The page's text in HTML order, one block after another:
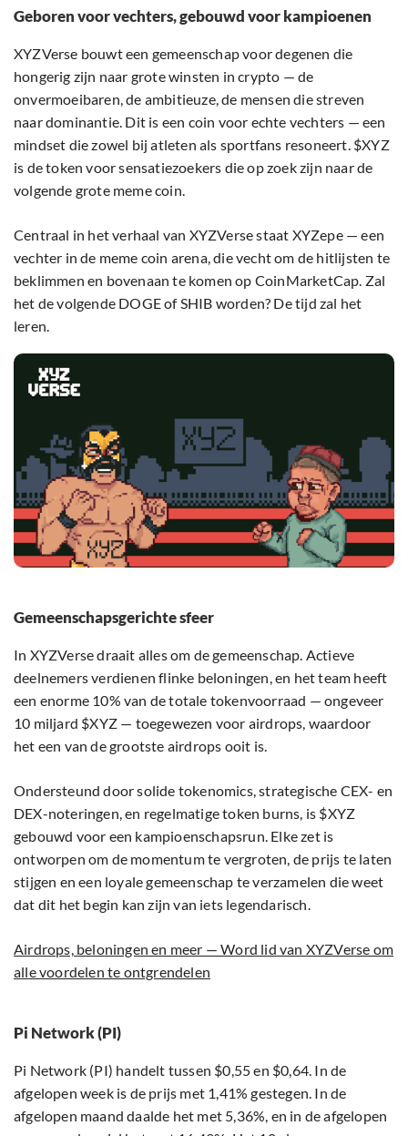
Geboren voor vechters, gebouwd voor kampioenen
XYZVerse bouwt een gemeenschap voor degenen die
hongerig zijn naar grote winsten in crypto — de
onvermoeibaren, de ambitieuze, de mensen die streven
naar dominantie. Dit is een coin voor echte vechters — een
mindset die zowel bij atleten als sportfans resoneert. $XYZ
is de token voor sensatiezoekers die op zoek zijn naar de
volgende grote meme coin.
Centraal in het verhaal van XYZVerse staat XYZepe — een
vechter in de meme coin arena, die vecht om de hitlijsten te
beklimmen en bovenaan te komen op CoinMarketCap. Zal
het de volgende DOGE of SHIB worden? De tijd zal het
leren.
Gemeenschapsgerichte sfeer
In XYZVerse draait alles om de gemeenschap. Actieve
deelnemers verdienen flinke beloningen, en het team heeft
een enorme 10% van de totale tokenvoorraad — ongeveer
10 miljard $XYZ — toegewezen voor airdrops, waardoor
het een van de grootste airdrops ooit is.
Ondersteund door solide tokenomics, strategische CEX- en
DEX-noteringen, en regelmatige token burns, is $XYZ
gebouwd voor een kampioenschapsrun. Elke zet is
ontworpen om de momentum te vergroten, de prijs te laten
stijgen en een loyale gemeenschap te verzamelen die weet
dat dit het begin kan zijn van iets legendarisch.
Airdrops, beloningen en meer — Word lid van XYZVerse om
alle voordelen te ontgrendelen
Pi Network (PI)
Pi Network (PI) handelt tussen $0,55 en $0,64. In de
afgelopen week is de prijs met 1,41% gestegen. In de
afgelopen maand daalde het met 5,36%, en in de afgelopen